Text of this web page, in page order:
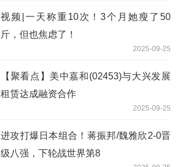
视频|一天称重10次！3个月她瘦了50
斤，但也焦虑了！
2025-09-25
【聚看点】美中嘉和(02453)与大兴发展
租赁达成融资合作
2025-09-25
进攻打爆日本组合！蒋振邦/魏雅欣2-0晋
级八强，下轮战世界第8